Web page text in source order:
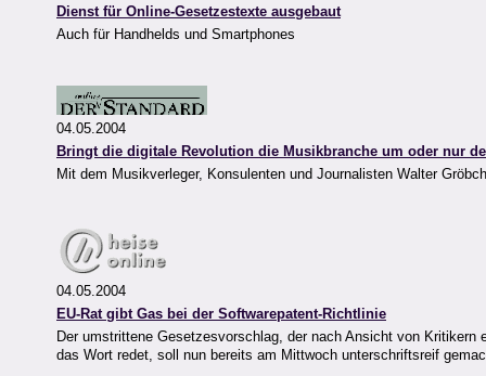
Dienst für Online-Gesetzestexte ausgebaut
Auch für Handhelds und Smartphones
04.05.2004
Bringt die digitale Revolution die Musikbranche um oder nur
Mit dem Musikverleger, Konsulenten und Journalisten Walter
04.05.2004
EU-Rat gibt Gas bei der Softwarepatent-Richtlinie
Der umstrittene Gesetzesvorschlag, der nach Ansicht von
das Wort redet, soll nun bereits am Mittwoch unterschriftsreif